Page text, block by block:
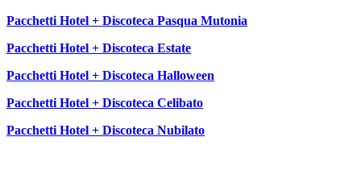
Pacchetti Hotel + Discoteca Pasqua Mutonia
Pacchetti Hotel + Discoteca Estate
Pacchetti Hotel + Discoteca Halloween
Pacchetti Hotel + Discoteca Celibato
Pacchetti Hotel + Discoteca Nubilato